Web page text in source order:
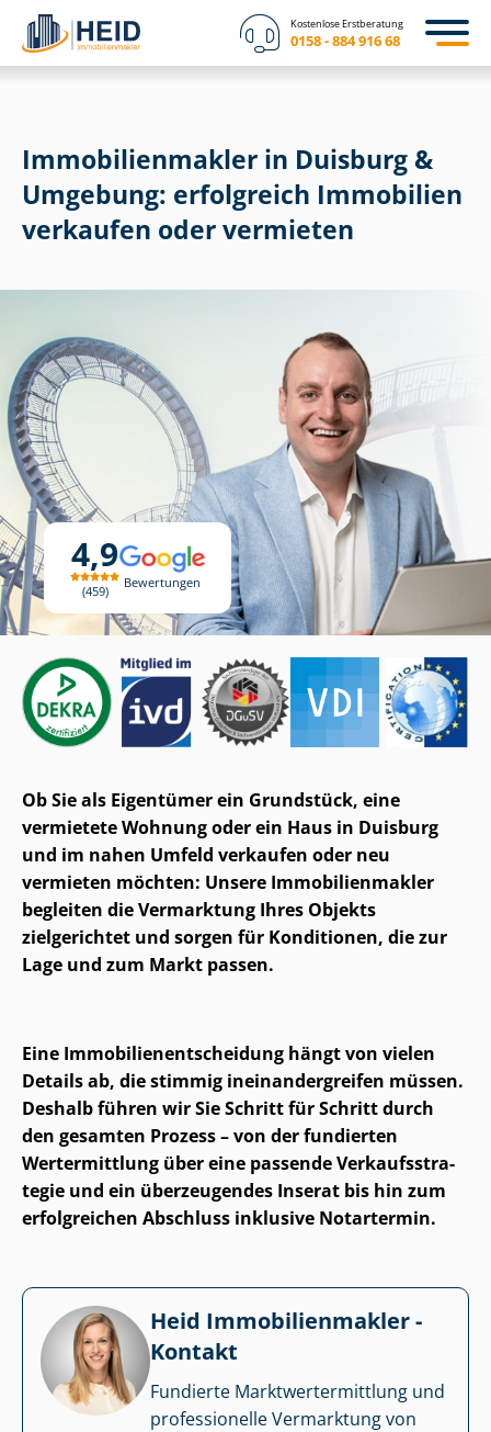
Kostenlose Erstberatung
0158 - 884 916 68
4,9
459
Bewertungen
Im­mo­bi­li­en­mak­ler in Duisburg &
Umgebung: erfolgreich Immobilien
verkaufen oder vermieten
Ob Sie als Eigentümer ein Grundstück, eine
vermietete Wohnung oder ein Haus in Duisburg
und im nahen Umfeld verkaufen oder neu
vermieten möchten: Unsere Im­mo­bi­li­en­mak­ler
begleiten die Vermarktung Ihres Objekts
zielgerichtet und sorgen für Konditionen, die zur
Lage und zum Markt passen.
Eine Im­mo­bi­li­en­ent­schei­dung hängt von vielen
Details ab, die stimmig in­ein­an­der­grei­fen müssen.
Deshalb führen wir Sie Schritt für Schritt durch
den gesamten Prozess – von der fundierten
Wertermittlung über eine passende Ver­kaufs­stra­
te­gie und ein überzeugendes Inserat bis hin zum
erfolgreichen Abschluss inklusive Notartermin.
Heid Im­mo­bi­li­en­mak­ler -
Kontakt
Fundierte Markt­wert­ermitt­lung und
professionelle Vermarktung von